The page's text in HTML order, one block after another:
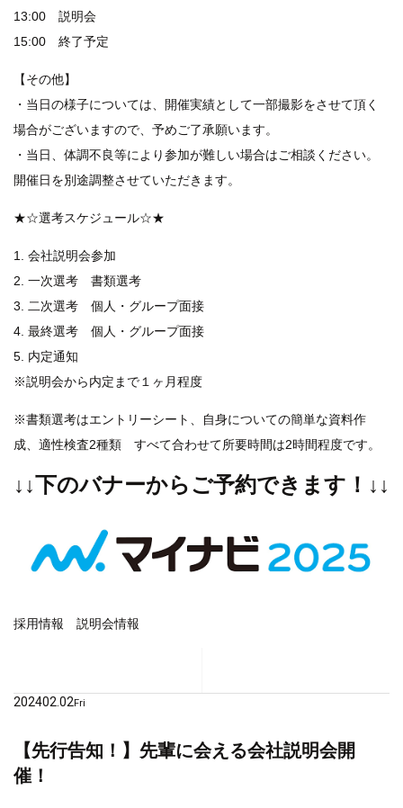
13:00 説明会
15:00 終了予定
【その他】
・当日の様子については、開催実績として一部撮影をさせて頂く
場合がございますので、予めご了承願います。
・当日、体調不良等により参加が難しい場合はご相談ください。
開催日を別途調整させていただきます。
★☆選考スケジュール☆★
1. 会社説明会参加
2. 一次選考 書類選考
3. 二次選考 個人・グループ面接
4. 最終選考 個人・グループ面接
5. 内定通知
※説明会から内定まで１ヶ月程度
※書類選考はエントリーシート、自身についての簡単な資料作
成、適性検査2種類 すべて合わせて所要時間は2時間程度です。
↓↓下のバナーからご予約できます！↓↓
採用情報 説明会情報
202402.02Fri
【先行告知！】先輩に会える会社説明会開
催！